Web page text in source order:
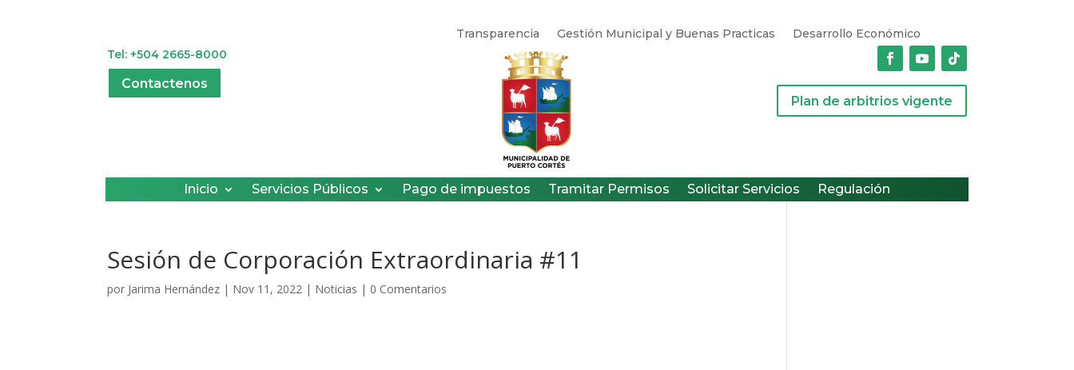
Transparencia Gestión Municipal y Buenas Practicas
Desarrollo Económico
Tel: +504 2665-8000
Contactenos
Plan de arbitrios vigente
Inicio Servicios Públicos Pago de impuestos Tramitar Permisos Solicitar Servicios Regulación
Sesión de Corporación Extraordinaria #11
por Jarima Hernández | Nov 11, 2022 | Noticias | 0 Comentarios